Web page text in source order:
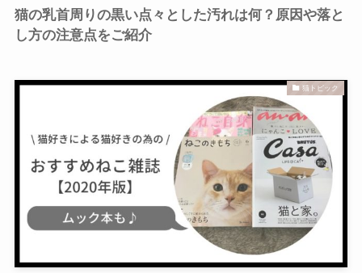
猫の乳首周りの黒い点々とした汚れは何？原因や落と
し方の注意点をご紹介
猫トピック